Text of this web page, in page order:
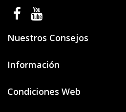
Nuestros Consejos
Información
Condiciones Web